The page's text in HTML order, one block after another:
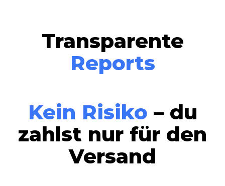
Transparente
Reports
Kein Risiko – du
zahlst nur für den
Versand